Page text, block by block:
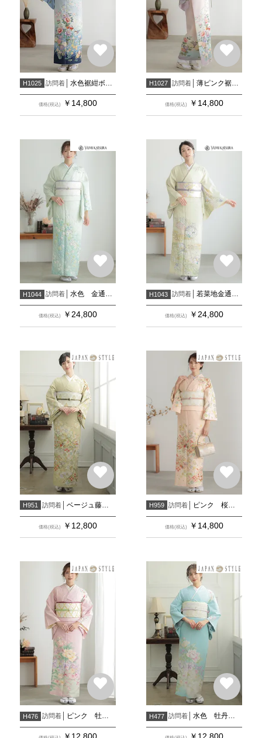
H1025 訪問着
価格(税込) ￥ 14,800
H1027 訪問着
価格(税込) ￥ 14,800
H1044 訪問着 水色 金通し辻が花風 疋田滝文に花
価格(税込) ￥ 24,800
H1043 訪問着 若菜地金通し 若草ぼかし 辻が花風 花丸文疋田遠山
価格(税込) ￥ 24,800
H951 訪問着
価格(税込) ￥ 12,800
H959 訪問着
価格(税込) ￥ 14,800
H476 訪問着 ピンク 牡丹と百合 H477 訪問着 水色 牡丹と百合